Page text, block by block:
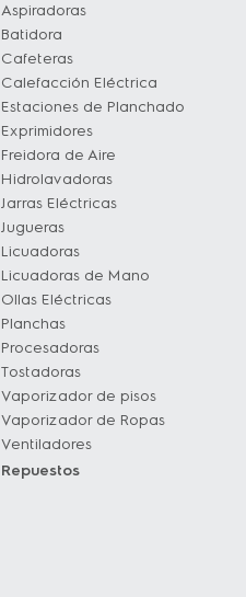
Aspiradoras
Batidora
Cafeteras
Calefacción Eléctrica
Estaciones de Planchado
Exprimidores
Freidora de Aire
Hidrolavadoras
Jarras Eléctricas
Jugueras
Licuadoras
Licuadoras de Mano
Ollas Eléctricas
Planchas
Procesadoras
Tostadoras
Vaporizador de pisos
Vaporizador de Ropas
Ventiladores
Repuestos